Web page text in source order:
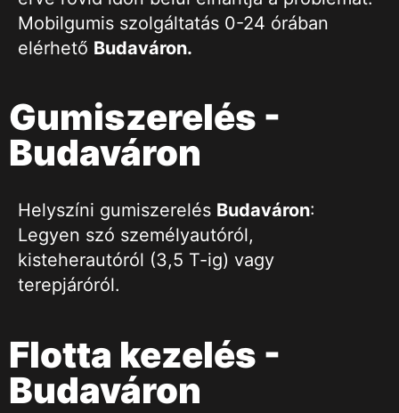
Mobilgumis szolgáltatás 0-24 órában
elérhető Budaváron.
Gumiszerelés -
Budaváron
Helyszíni gumiszerelés Budaváron:
Legyen szó személyautóról,
kisteherautóról (3,5 T-ig) vagy
terepjáróról.
Flotta kezelés -
Budaváron